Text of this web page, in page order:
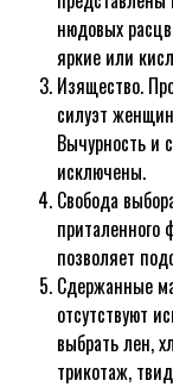
нюдовых
яркие или
Изящество.
силуэт
Вычурность и
исключены.
Свобода
приталенного
позволяет
Сдержанные
отсутствуют
выбрать лен,
трикотаж,